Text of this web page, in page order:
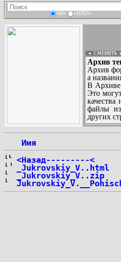
«И» «ИЛИ»
◄ СМЕНИТЬ
Архив
Архив
а
В Архиве
Это
файлы
других
Имя
<Назад---------<
_Jukrovskiy_V..html
_Jukrovskiy_V..zip